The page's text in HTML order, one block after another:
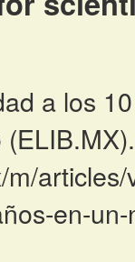
a los
en-